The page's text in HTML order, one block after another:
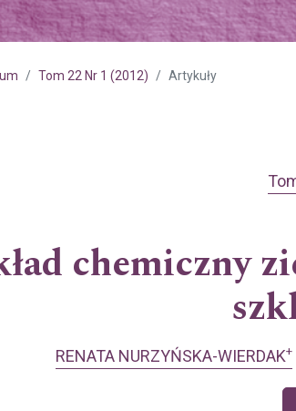
Tom 22 Nr 1 (2012) Artykuły
chemiczny
RENATA NURZYŃSKA-WIERDAK+